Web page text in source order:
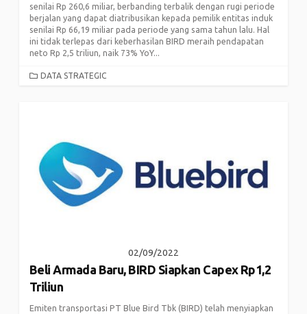
senilai Rp 260,6 miliar, berbanding terbalik dengan rugi periode
berjalan yang dapat diatribusikan kepada pemilik entitas induk
senilai Rp 66,19 miliar pada periode yang sama tahun lalu. Hal
ini tidak terlepas dari keberhasilan BIRD meraih pendapatan
neto Rp 2,5 triliun, naik 73% YoY...
CATEGORIES
DATA STRATEGIC
02/09/2022
Beli Armada Baru, BIRD Siapkan Capex Rp1,2
Triliun
Emiten transportasi PT Blue Bird Tbk (BIRD) telah menyiapkan